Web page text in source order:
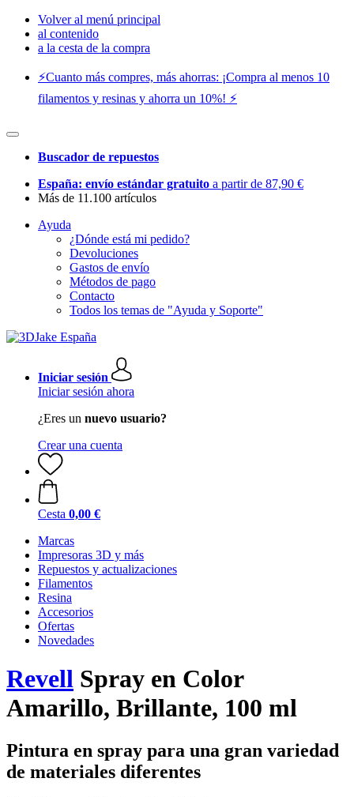
Volver al menú principal
al contenido
a la cesta de la compra
⚡️Cuanto más compres, más ahorras: ¡Compra al menos 10
filamentos y resinas y ahorra un 10%! ⚡️
Buscador de repuestos
España: envío estándar gratuito a partir de 87,90 €
Más de 11.100 artículos
Ayuda
¿Dónde está mi pedido?
Devoluciones
Gastos de envío
Métodos de pago
Contacto
Todos los temas de "Ayuda y Soporte"
Iniciar sesión
Iniciar sesión ahora
¿Eres un nuevo usuario?
Crear una cuenta
Cesta 0,00 €
Marcas
Impresoras 3D y más
Repuestos y actualizaciones
Filamentos
Resina
Accesorios
Ofertas
Novedades
Revell Spray en Color
Amarillo, Brillante, 100 ml
Pintura en spray para una gran variedad
de materiales diferentes